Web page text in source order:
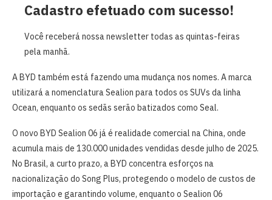
Cadastro efetuado com sucesso!
Você receberá nossa newsletter todas as quintas-feiras
pela manhã.
A BYD também está fazendo uma mudança nos nomes. A marca
utilizará a nomenclatura Sealion para todos os SUVs da linha
Ocean, enquanto os sedãs serão batizados como Seal.
O novo BYD Sealion 06 já é realidade comercial na China, onde
acumula mais de 130.000 unidades vendidas desde julho de 2025.
No Brasil, a curto prazo, a BYD concentra esforços na
nacionalização do Song Plus, protegendo o modelo de custos de
importação e garantindo volume, enquanto o Sealion 06